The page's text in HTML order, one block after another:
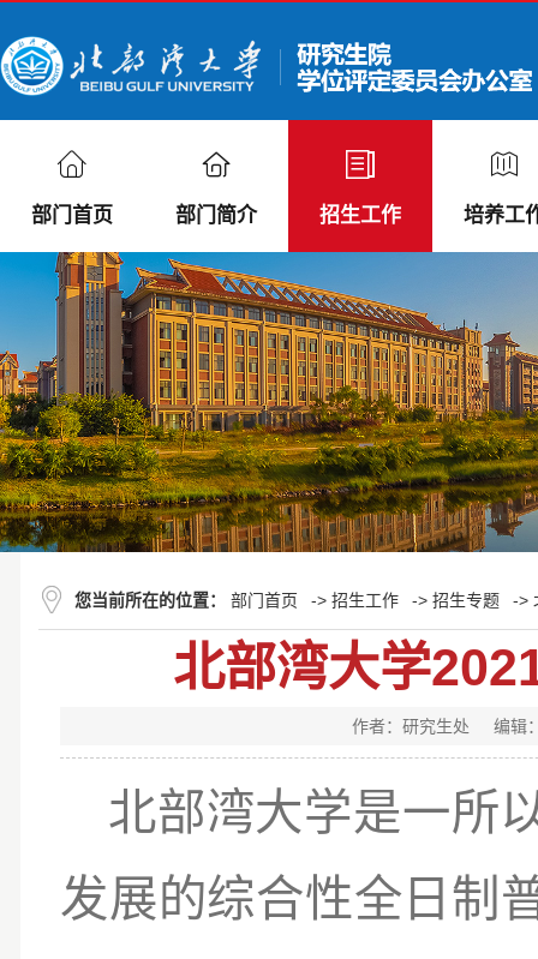
部门首页 部门简介 招生工作 培养工
您当前所在的位置： 部门首页 -> 招生工作 -> 招生专题 ->
北部湾大学
作者：研究生处 编辑
北部湾大学是一所
发展的综合性全日制